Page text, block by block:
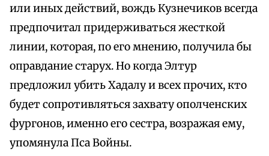
или иных действий, вождь Кузнечиков всегда
предпочитал придерживаться жесткой
линии, которая, по его мнению, получила бы
оправдание старух. Но когда Элтур
предложил убить Хадалу и всех прочих, кто
будет сопротивляться захвату ополченских
фургонов, именно его сестра, возражая ему,
упомянула Пса Войны.